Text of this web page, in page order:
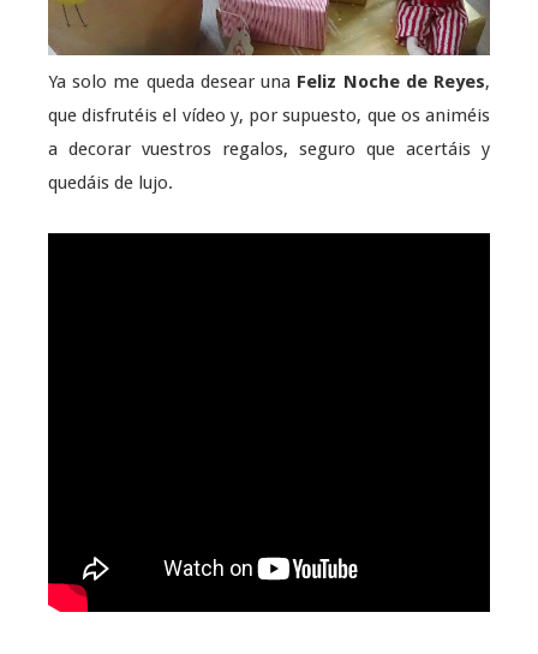
Ya solo me queda desear una Feliz Noche de Reyes,
que disfrutéis el vídeo y, por supuesto, que os animéis
a decorar vuestros regalos, seguro que acertáis y
quedáis de lujo.